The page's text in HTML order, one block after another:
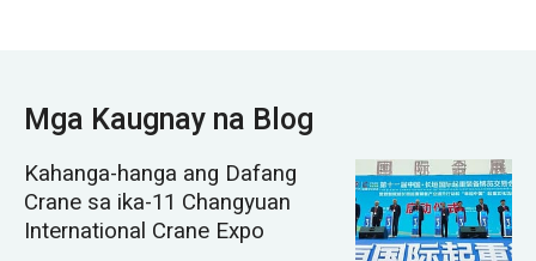
Mga Kaugnay na Blog
Kahanga-hanga ang Dafang
Crane sa ika-11 Changyuan
International Crane Expo